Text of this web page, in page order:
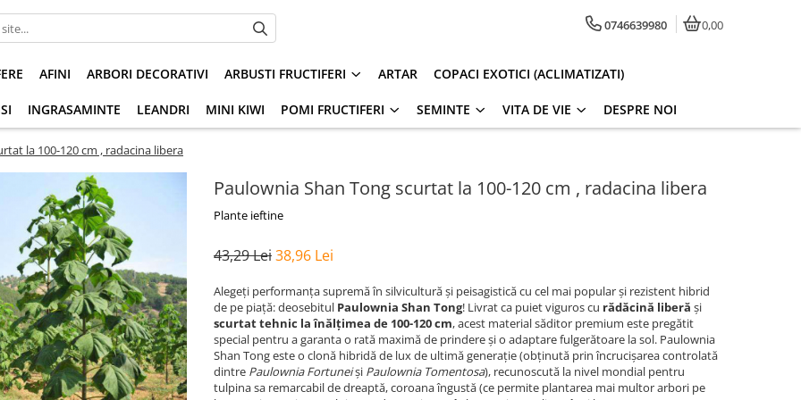
0746639980 0,00
AFINI ARBORI DECORATIVI ARBUSTI FRUCTIFERI ARTAR COPACI EXOTICI (ACLIMATIZATI)
INGRASAMINTE LEANDRI MINI KIWI POMI FRUCTIFERI SEMINTE VITA DE VIE DESPRE NOI
la 100-120 cm , radacina libera
Paulownia Shan Tong scurtat la 100-120 cm , radacina libera
Plante ieftine
43,29 Lei38,96 Lei
Alegeți performanța supremă în silvicultură și peisagistică cu cel mai popular și rezistent hibrid
de pe piață: deosebitul Paulownia Shan Tong! Livrat ca puiet viguros cu rădăcină liberă și
scurtat tehnic la înălțimea de 100-120 cm, acest material săditor premium este pregătit
special pentru a garanta o rată maximă de prindere și o adaptare fulgerătoare la sol. Paulownia
Shan Tong este o clonă hibridă de lux de ultimă generație (obținută prin încrucișarea controlată
dintre Paulownia Fortuneiși Paulownia Tomentosa), recunoscută la nivel mondial pentru
tulpina sa remarcabil de dreaptă, coroana îngustă (ce permite plantarea mai multor arbori pe